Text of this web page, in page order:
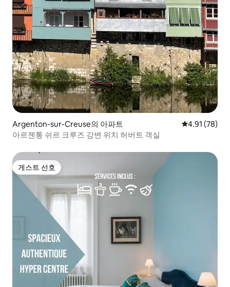
Argenton-sur-Creuse의 아파트 평점 4.91점
4.91 (78)
아르젠통 쉬르 크루즈 강변 위치 허버트 객실
게스트 선호
게스트 선호